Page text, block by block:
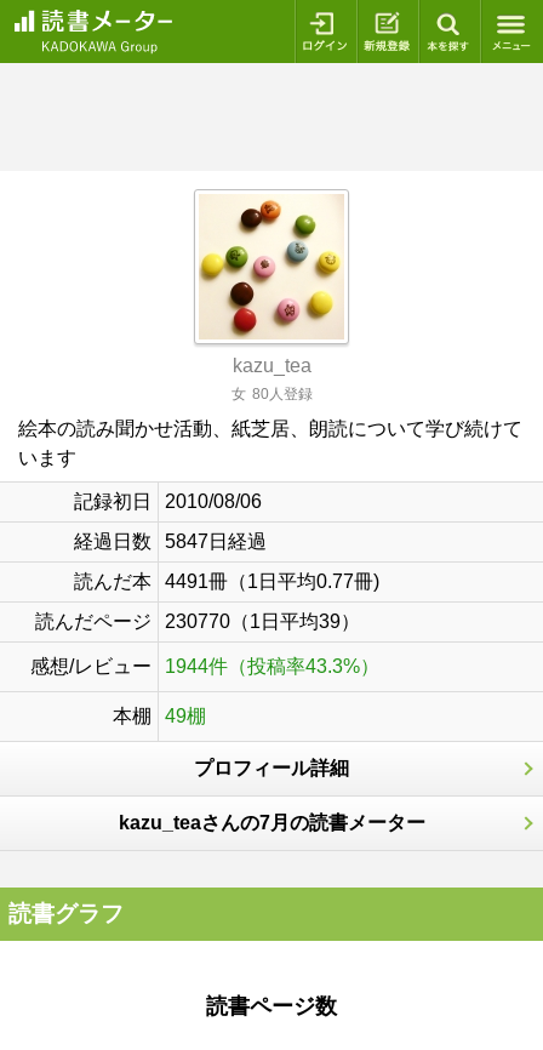
ログイン 新規登録
kazu_tea
女 80人登録
絵本の読み聞かせ活動、紙芝居、朗読について学び続けて
います
記録初日
2010/08/06
経過日数
5847日経過
読んだ本
4491冊（1日平均0.77冊)
読んだページ
230770（1日平均39）
感想/レビュー 1944件（投稿率43.3%）
本棚 49棚
プロフィール詳細
kazu_teaさんの7月の読書メーター
読書グラフ
読書ページ数